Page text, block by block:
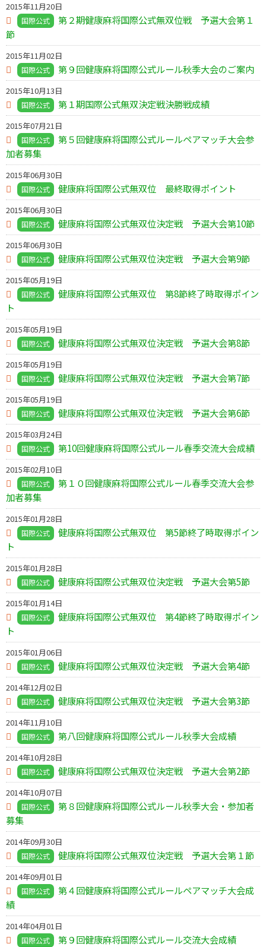
2015年11月20日
国際公式
第２期健康麻将国際公式無双位戦 予選大会第１
節
2015年11月02日
国際公式 第９回健康麻将国際公式ルール秋季大会のご案内
2015年10月13日
国際公式 第１期国際公式無双決定戦決勝戦成績
2015年07月21日
国際公式
第５回健康麻将国際公式ルールペアマッチ大会参
加者募集
2015年06月30日
国際公式 健康麻将国際公式無双位 最終取得ポイント
2015年06月30日
国際公式 健康麻将国際公式無双位決定戦 予選大会第10節
2015年06月30日
国際公式 健康麻将国際公式無双位決定戦 予選大会第9節
2015年05月19日
国際公式
健康麻将国際公式無双位 第8節終了時取得ポイン
ト
2015年05月19日
国際公式 健康麻将国際公式無双位決定戦 予選大会第8節
2015年05月19日
国際公式 健康麻将国際公式無双位決定戦 予選大会第7節
2015年05月19日
国際公式 健康麻将国際公式無双位決定戦 予選大会第6節
2015年03月24日
国際公式 第10回健康麻将国際公式ルール春季交流大会成績
2015年02月10日
国際公式
第１０回健康麻将国際公式ルール春季交流大会参
加者募集
2015年01月28日
国際公式
健康麻将国際公式無双位 第5節終了時取得ポイン
ト
2015年01月28日
国際公式 健康麻将国際公式無双位決定戦 予選大会第5節
2015年01月14日
国際公式
健康麻将国際公式無双位 第4節終了時取得ポイン
ト
2015年01月06日
国際公式 健康麻将国際公式無双位決定戦 予選大会第4節
2014年12月02日
国際公式 健康麻将国際公式無双位決定戦 予選大会第3節
2014年11月10日
国際公式 第八回健康麻将国際公式ルール秋季大会成績
2014年10月28日
国際公式 健康麻将国際公式無双位決定戦 予選大会第2節
2014年10月07日
国際公式
第８回健康麻将国際公式ルール秋季大会・参加者
募集
2014年09月30日
国際公式 健康麻将国際公式無双位決定戦 予選大会第１節
2014年09月01日
国際公式
第４回健康麻将国際公式ルールペアマッチ大会成
績
2014年04月01日
国際公式 第９回健康麻将国際公式ルール交流大会成績